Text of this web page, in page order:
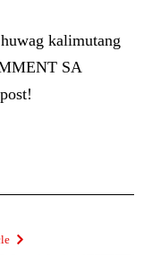
kalimutang
SA